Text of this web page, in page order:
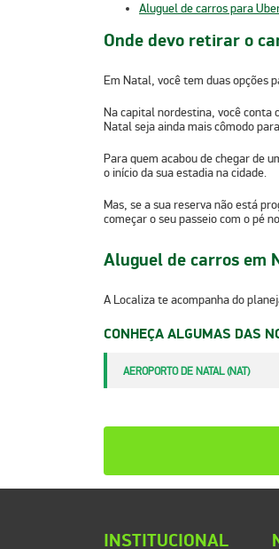
Aluguel de carros para
Onde devo retirar o
Em Natal, você tem duas opções
Na capital nordestina, você conta
Natal seja ainda mais cômodo
Para quem acabou de chegar de
o início da sua estadia na cidade.
Mas, se a sua reserva não está
começar o seu passeio com o pé
Aluguel de carros em
A Localiza te acompanha do
CONHEÇA ALGUMAS DAS
AEROPORTO DE NATAL (NAT)
INSTITUCIONAL